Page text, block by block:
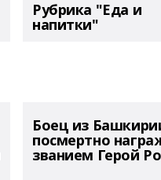
Рубрика "Еда и
напитки"
Боец из
посмертно
званием Герой